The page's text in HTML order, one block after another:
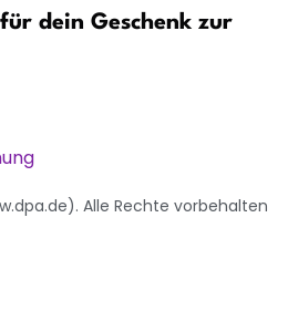
dein Geschenk zur
Alle Rechte vorbehalten